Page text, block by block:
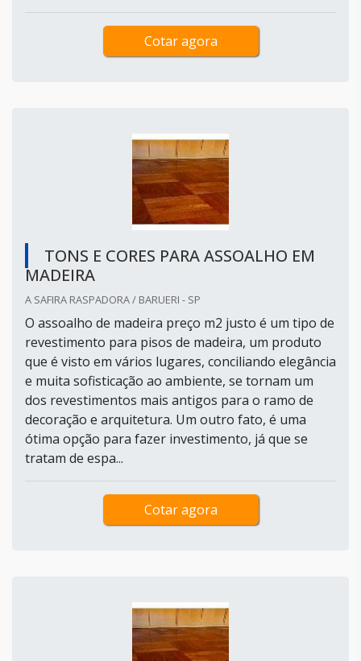
Cotar agora
TONS E CORES PARA ASSOALHO EM
MADEIRA
A SAFIRA RASPADORA / BARUERI - SP
O assoalho de madeira preço m2 justo é um tipo de
revestimento para pisos de madeira, um produto
que é visto em vários lugares, conciliando elegância
e muita sofisticação ao ambiente, se tornam um
dos revestimentos mais antigos para o ramo de
decoração e arquitetura. Um outro fato, é uma
ótima opção para fazer investimento, já que se
tratam de espa...
Cotar agora